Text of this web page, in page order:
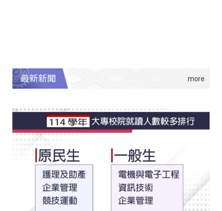
最新新聞